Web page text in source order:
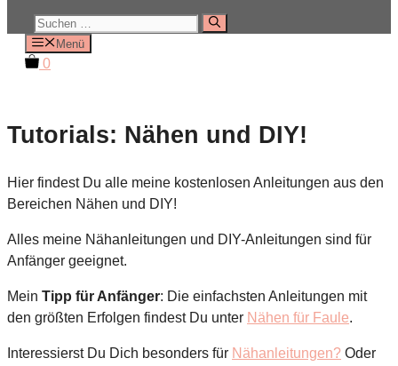
Suchen
nach:Menü
0
Tutorials: Nähen und DIY!
Hier findest Du alle meine kostenlosen Anleitungen aus den
Bereichen Nähen und DIY!
Alles meine Nähanleitungen und DIY-Anleitungen sind für
Anfänger geeignet.
Mein Tipp für Anfänger: Die einfachsten Anleitungen mit
den größten Erfolgen findest Du unter Nähen für Faule.
Interessierst Du Dich besonders für Nähanleitungen? Oder